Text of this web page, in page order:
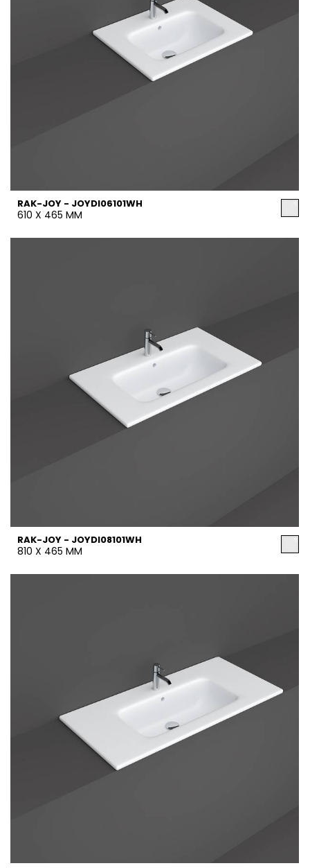
RAK-JOY - JOYDI06101WH
610 X 465 MM
RAK-JOY - JOYDI08101WH
810 X 465 MM